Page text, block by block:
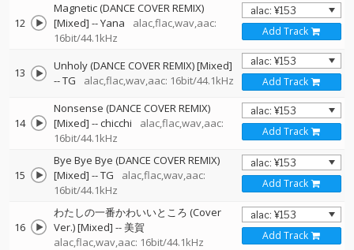
12
Magnetic (DANCE COVER REMIX)
[Mixed] --Yana
alac,flac,wav,aac:
16bit/44.1kHz
Add Track
13
Unholy (DANCE COVER REMIX) [Mixed]
--TG alac,flac,wav,aac: 16bit/44.1kHz Add Track
14
Nonsense (DANCE COVER REMIX)
[Mixed] --chicchi
alac,flac,wav,aac:
16bit/44.1kHz
Add Track
15
Bye Bye Bye (DANCE COVER REMIX)
[Mixed] --TG
alac,flac,wav,aac:
16bit/44.1kHz
Add Track
16
わたしの一番かわいいところ (Cover
Ver.) [Mixed] --美賀
alac,flac,wav,aac: 16bit/44.1kHz
Add Track